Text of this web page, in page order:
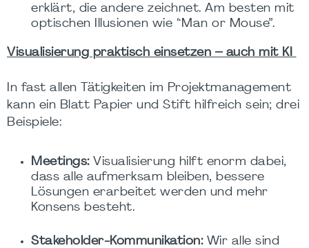
erklärt, die andere zeichnet. Am besten mit
optischen Illusionen wie “Man or Mouse”.
Visualisierung praktisch einsetzen – auch mit KI
In fast allen Tätigkeiten im Projektmanagement
kann ein Blatt Papier und Stift hilfreich sein; drei
Beispiele:
Meetings:Visualisierung hilft enorm dabei,
dass alle aufmerksam bleiben, bessere
Lösungen erarbeitet werden und mehr
Konsens besteht.
Stakeholder-Kommunikation: Wir alle sind